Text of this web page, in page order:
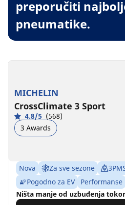
preporučiti
pneumatike.
MICHELIN
CrossClimate 3 Sport
4.8/5 (568)
3 Awards
Nova Za sve sezone
Pogodno za EV
Performanse
Ništa manje od uzbuđenja